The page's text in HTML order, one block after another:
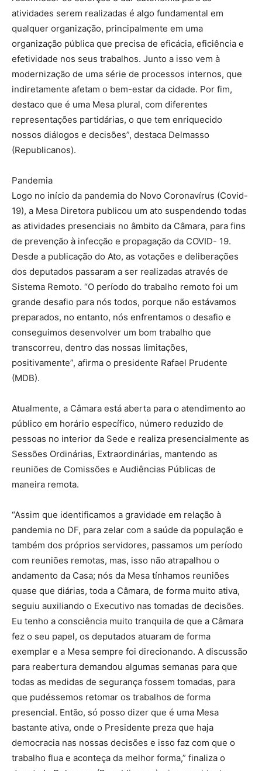
atividades serem realizadas é algo fundamental em
qualquer organização, principalmente em uma
organização pública que precisa de eficácia, eficiência e
efetividade nos seus trabalhos. Junto a isso vem à
modernização de uma série de processos internos, que
indiretamente afetam o bem-estar da cidade. Por fim,
destaco que é uma Mesa plural, com diferentes
representações partidárias, o que tem enriquecido
nossos diálogos e decisões”, destaca Delmasso
(Republicanos).
Pandemia
Logo no início da pandemia do Novo Coronavírus (Covid-
19), a Mesa Diretora publicou um ato suspendendo todas
as atividades presenciais no âmbito da Câmara, para fins
de prevenção à infecção e propagação da COVID- 19.
Desde a publicação do Ato, as votações e deliberações
dos deputados passaram a ser realizadas através de
Sistema Remoto. “O período do trabalho remoto foi um
grande desafio para nós todos, porque não estávamos
preparados, no entanto, nós enfrentamos o desafio e
conseguimos desenvolver um bom trabalho que
transcorreu, dentro das nossas limitações,
positivamente”, afirma o presidente Rafael Prudente
(MDB).
Atualmente, a Câmara está aberta para o atendimento ao
público em horário específico, número reduzido de
pessoas no interior da Sede e realiza presencialmente as
Sessões Ordinárias, Extraordinárias, mantendo as
reuniões de Comissões e Audiências Públicas de
maneira remota.
“Assim que identificamos a gravidade em relação à
pandemia no DF, para zelar com a saúde da população e
também dos próprios servidores, passamos um período
com reuniões remotas, mas, isso não atrapalhou o
andamento da Casa; nós da Mesa tínhamos reuniões
quase que diárias, toda a Câmara, de forma muito ativa,
seguiu auxiliando o Executivo nas tomadas de decisões.
Eu tenho a consciência muito tranquila de que a Câmara
fez o seu papel, os deputados atuaram de forma
exemplar e a Mesa sempre foi direcionando. A discussão
para reabertura demandou algumas semanas para que
todas as medidas de segurança fossem tomadas, para
que pudéssemos retomar os trabalhos de forma
presencial. Então, só posso dizer que é uma Mesa
bastante ativa, onde o Presidente preza que haja
democracia nas nossas decisões e isso faz com que o
trabalho flua e aconteça da melhor forma,” finaliza o